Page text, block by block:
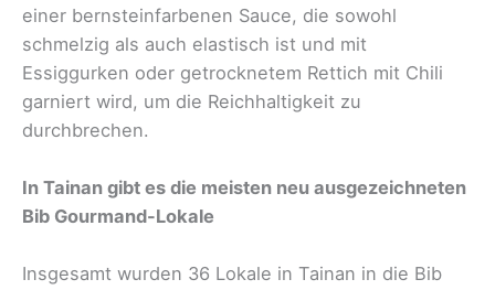
einer bernsteinfarbenen Sauce, die sowohl
schmelzig als auch elastisch ist und mit
Essiggurken oder getrocknetem Rettich mit Chili
garniert wird, um die Reichhaltigkeit zu
durchbrechen.
In Tainan gibt es die meisten neu ausgezeichneten
Bib Gourmand-Lokale
Insgesamt wurden 36 Lokale in Tainan in die Bib